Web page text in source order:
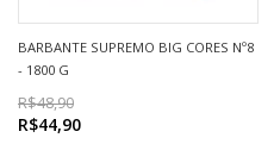
BARBANTE SUPREMO BIG CORES Nº8
- 1800 G
R$48,90
R$44,90